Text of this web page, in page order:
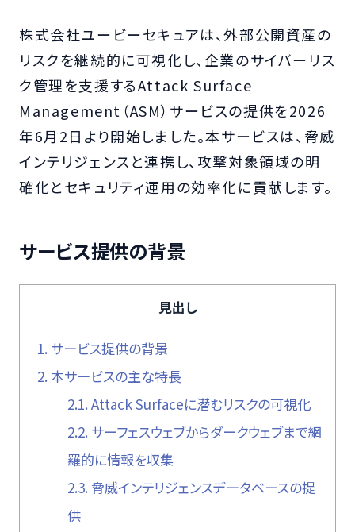
株式会社ユービーセキュアは、外部公開資産の
リスクを継続的に可視化し、企業のサイバーリス
ク管理を支援するAttack Surface
Management（ASM）サービスの提供を2026
年6月2日より開始しました。本サービスは、脅威
インテリジェンスと連携し、攻撃対象領域の明
確化とセキュリティ運用の効率化に貢献します。
サービス提供の背景
見出し
1. サービス提供の背景
2. 本サービスの主な特長
2.1. Attack Surfaceに潜むリスクの可視化
2.2. サーフェスウェブからダークウェブまで網
羅的に情報を収集
2.3. 脅威インテリジェンスデータベースの提
供